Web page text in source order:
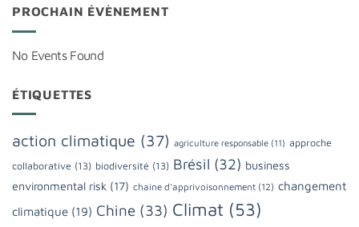
PROCHAIN ÉVÈNEMENT
No Events Found
ÉTIQUETTES
action climatique (37) agriculture responsable (11) approche
collaborative (13) biodiversité (13) Brésil (32) business
environmental risk (17) chaine d'apprivoisonnement (12) changement
climatique (19) Chine (33) Climat (53)